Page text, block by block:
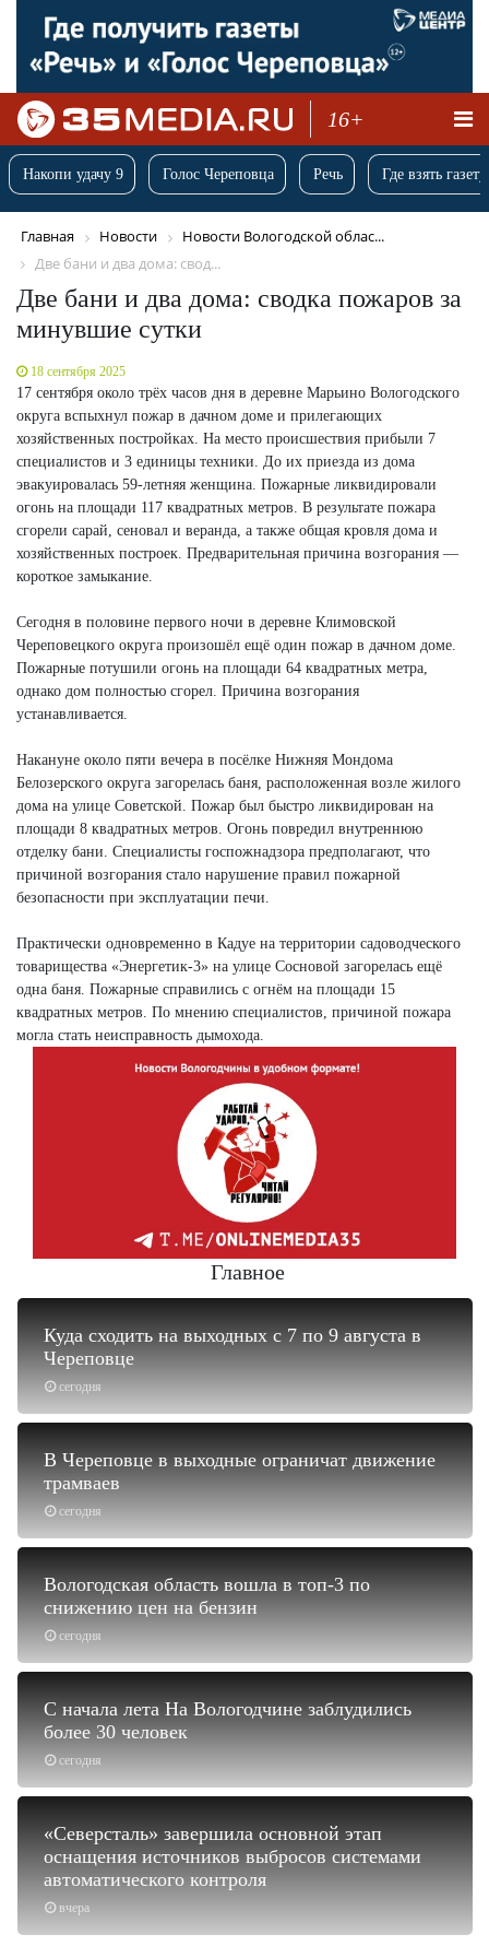
16+
Накопи удачу 9 Голос Череповца Речь Где взять
Главная Новости
Новости Вологодской облас...
Две бани и два дома: свод...
Две бани и два дома: сводка пожаров за
минувшие сутки
18 сентября 2025
17 сентября около трёх часов дня в деревне Марьино Вологодского
округа вспыхнул пожар в дачном доме и прилегающих
хозяйственных постройках. На место происшествия прибыли 7
специалистов и 3 единицы техники. До их приезда из дома
эвакуировалась 59-летняя женщина. Пожарные ликвидировали
огонь на площади 117 квадратных метров. В результате пожара
сгорели сарай, сеновал и веранда, а также общая кровля дома и
хозяйственных построек. Предварительная причина возгорания —
короткое замыкание.
Сегодня в половине первого ночи в деревне Климовской
Череповецкого округа произошёл ещё один пожар в дачном доме.
Пожарные потушили огонь на площади 64 квадратных метра,
однако дом полностью сгорел. Причина возгорания
устанавливается.
Накануне около пяти вечера в посёлке Нижняя Мондома
Белозерского округа загорелась баня, расположенная возле жилого
дома на улице Советской. Пожар был быстро ликвидирован на
площади 8 квадратных метров. Огонь повредил внутреннюю
отделку бани. Специалисты госпожнадзора предполагают, что
причиной возгорания стало нарушение правил пожарной
безопасности при эксплуатации печи.
Практически одновременно в Кадуе на территории садоводческого
товарищества «Энергетик-3» на улице Сосновой загорелась ещё
одна баня. Пожарные справились с огнём на площади 15
квадратных метров. По мнению специалистов, причиной пожара
могла стать неисправность дымохода.
Главное
сегодня
Куда сходить на выходных с 7 по 9 августа в
Череповце
сегодня
В Череповце в выходные ограничат движение
трамваев
сегодня
Вологодская область вошла в топ-3 по
снижению цен на бензин
сегодня
С начала лета На Вологодчине заблудились
более 30 человек
вчера
«Северсталь» завершила основной этап
оснащения источников выбросов системами
автоматического контроля